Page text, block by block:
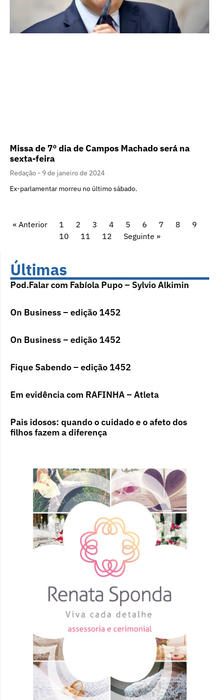
Missa de 7º dia de Campos Machado será na
sexta-feira
Redação
9 de janeiro de 2024
Ex-parlamentar morreu no último sábado.
« Anterior 1 2 3 4 5 6 7 8
9
10
11 12 Seguinte »
Últimas
Pod.Falar com Fabíola Pupo – Sylvio Alkimin
On Business – edição 1452
On Business – edição 1452
Fique Sabendo – edição 1452
Em evidência com RAFINHA – Atleta
Pais idosos: quando o cuidado e o afeto dos
filhos fazem a diferença